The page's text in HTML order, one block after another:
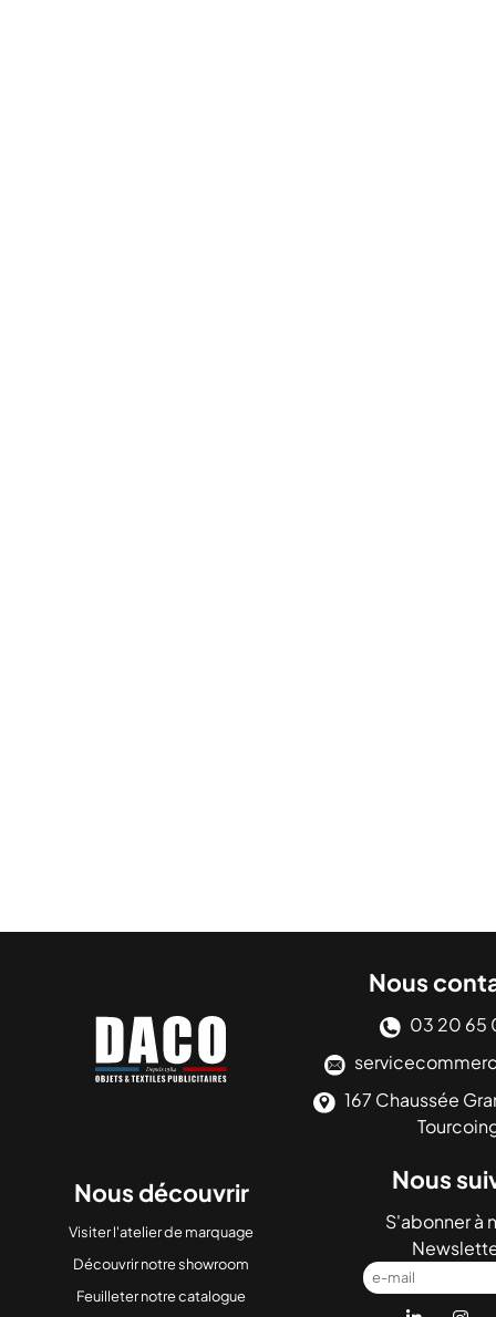
Nous
03 20 65
167 Chaussée
Nous découvrir
Visiter l'atelier de marquage
Découvrir notre showroom
Feuilleter notre catalogue
Nous
S'abonner à
e-mail